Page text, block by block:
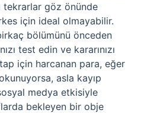
tekrarlar göz önünde
için ideal olmayabilir.
bölümünü önceden
test edin ve kararınızı
için harcanan para, eğer
asla kayıp
medya etkisiyle
bekleyen bir obje